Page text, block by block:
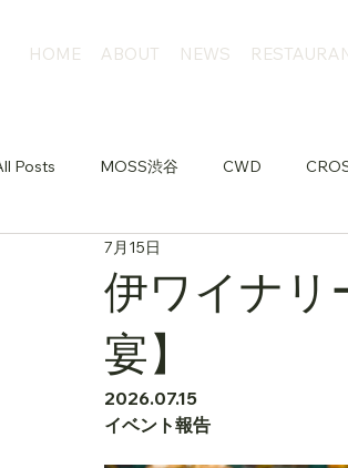
HOME ABOUT NEWS
Posts MOSS渋谷 CWD
伊ワイナリ
宴】
7月15日
2026.07.15
イベント報告